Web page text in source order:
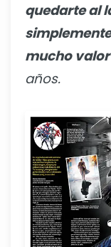
quedarte al
mucho
años.